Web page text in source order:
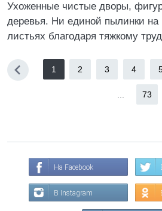
Ухоженные чистые дворы,
деревья. Ни единой пылинки на
листьях благодаря тяжкому
1 2 3 4
73
На Facebook
В Instagram